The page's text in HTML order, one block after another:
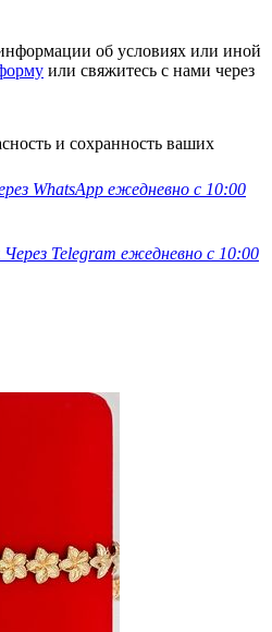
об условиях или иной
или свяжитесь с нами через
и сохранность ваших
WhatsApp ежедневно с 10:00
Через Telegram ежедневно с 10:00